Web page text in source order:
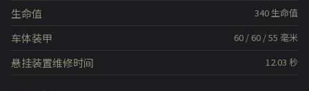
340 生命值
生命值
60 / 60 /55 毫米
车体装甲
12.03 秒
悬挂装置维修时间